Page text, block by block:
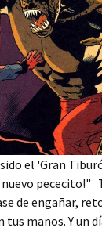
el 'Gran
pececito!"
de engañar,
manos. Y un